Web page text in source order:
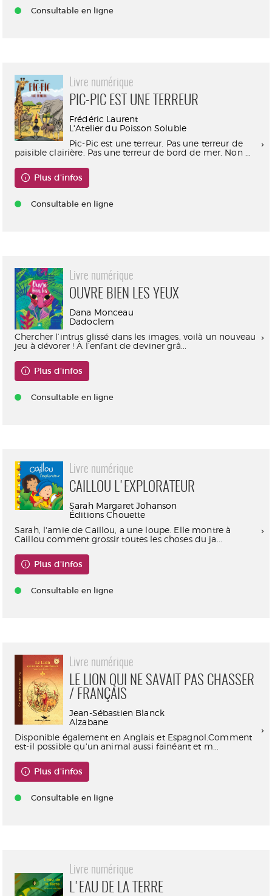
Consultable en ligne
Livre numérique
PIC-PIC EST UNE TERREUR
Frédéric Laurent
L'Atelier du Poisson Soluble
Pic-Pic est une terreur. Pas une terreur de
paisible clairière. Pas une terreur de bord de mer. Non ...
Plus d'infos
Consultable en ligne
Livre numérique
OUVRE BIEN LES YEUX
Dana Monceau
Dadoclem
Chercher l’intrus glissé dans les images, voilà un nouveau
jeu à dévorer ! À l’enfant de deviner grâ...
Plus d'infos
Consultable en ligne
Livre numérique
CAILLOU L'EXPLORATEUR
Sarah Margaret Johanson
Éditions Chouette
Sarah, l'amie de Caillou, a une loupe. Elle montre à
Caillou comment grossir toutes les choses du ja...
Plus d'infos
Consultable en ligne
Livre numérique
LE LION QUI NE SAVAIT PAS CHASSER
/ FRANÇAIS
Jean-Sébastien Blanck
Alzabane
Disponible également en Anglais et Espagnol.Comment
est-il possible qu'un animal aussi fainéant et m...
Plus d'infos
Consultable en ligne
Livre numérique
L'EAU DE LA TERRE